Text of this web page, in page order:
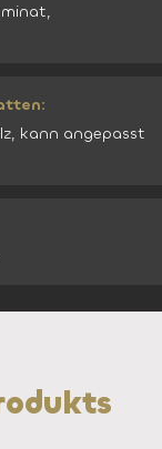
kann angepasst